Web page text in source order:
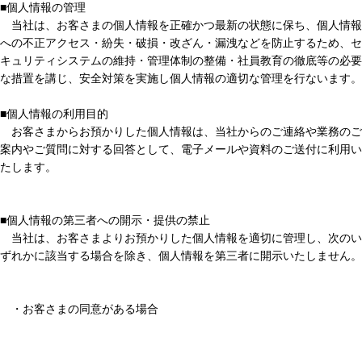
■個人情報の管理
当社は、お客さまの個人情報を正確かつ最新の状態に保ち、個人情報
への不正アクセス・紛失・破損・改ざん・漏洩などを防止するため、セ
キュリティシステムの維持・管理体制の整備・社員教育の徹底等の必要
な措置を講じ、安全対策を実施し個人情報の適切な管理を行ないます。
■個人情報の利用目的
お客さまからお預かりした個人情報は、当社からのご連絡や業務のご
案内やご質問に対する回答として、電子メールや資料のご送付に利用い
たします。
■個人情報の第三者への開示・提供の禁止
当社は、お客さまよりお預かりした個人情報を適切に管理し、次のい
ずれかに該当する場合を除き、個人情報を第三者に開示いたしません。
・お客さまの同意がある場合